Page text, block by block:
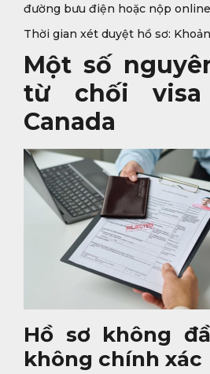
đường bưu điện hoặc nộp
Thời gian xét duyệt hồ sơ:
Một số
từ chối
Canada
Hồ sơ không
không chính xác